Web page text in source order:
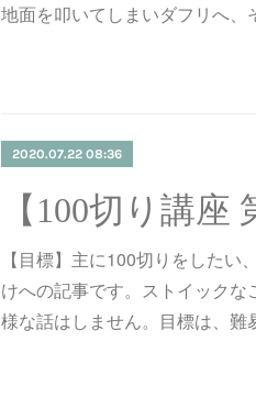
地面を叩いてしまいダフリへ
2020.07.22 08:36
【目標】主に100切りをしたい
けへの記事です。ストイック
様な話はしません。目標は、